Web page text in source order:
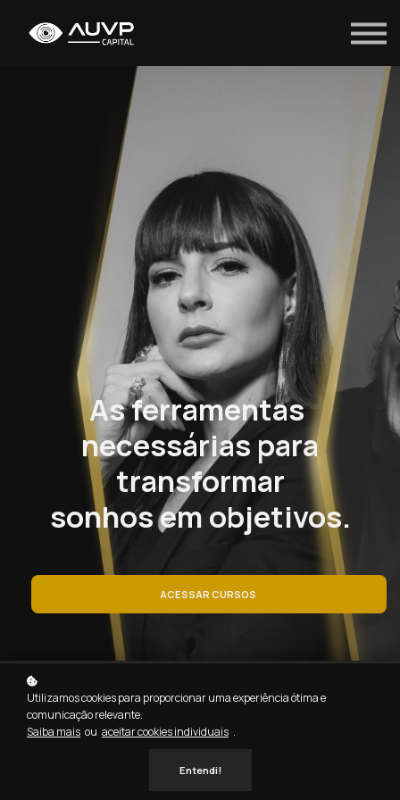
As ferramentas
necessárias para
transformar
sonhos em objetivos.
ACESSAR CURSOS
Utilizamos cookies para proporcionar uma experiência ótima e
comunicação relevante.
Saiba mais ou aceitar cookies individuais .
Entendi!